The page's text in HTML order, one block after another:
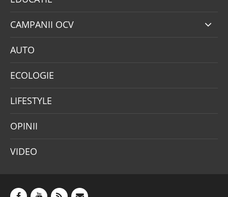
CAMPANII OCV
AUTO
ECOLOGIE
LIFESTYLE
OPINII
VIDEO